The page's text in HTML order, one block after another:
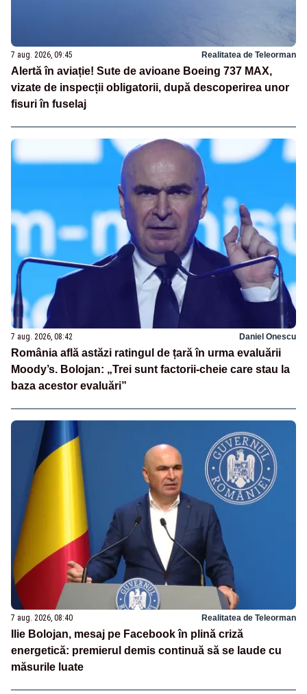
7 aug. 2026, 09:45 Realitatea de Teleorman
Alertă în aviație! Sute de avioane Boeing 737 MAX,
vizate de inspecții obligatorii, după descoperirea unor
fisuri în fuselaj
7 aug. 2026, 08:42 Daniel Onescu
România află astăzi ratingul de țară în urma evaluării
Moody’s. Bolojan: „Trei sunt factorii-cheie care stau la
baza acestor evaluări”
7 aug. 2026, 08:40 Realitatea de Teleorman
Ilie Bolojan, mesaj pe Facebook în plină criză
energetică: premierul demis continuă să se laude cu
măsurile luate